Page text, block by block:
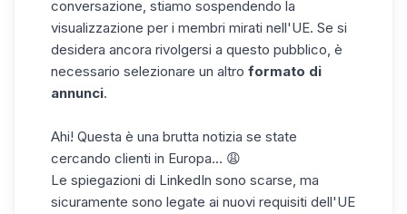
conversazione, stiamo sospendendo la
visualizzazione per i membri mirati nell'UE. Se si
desidera ancora rivolgersi a questo pubblico, è
necessario selezionare un altro formato di
annunci.
Ahi! Questa è una brutta notizia se state
cercando clienti in Europa... 😩
Le spiegazioni di LinkedIn sono scarse, ma
sicuramente sono legate ai nuovi requisiti dell'UE